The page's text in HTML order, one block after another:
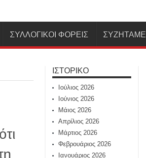
ΣΥΛΛΟΓΙΚΟΙ ΦΟΡΕΙΣ ΣΥΖΗΤΑΜΕ
ΙΣΤΟΡΙΚΌ
Ιούλιος 2026
Ιούνιος 2026
Μάιος 2026
Απρίλιος 2026
Μάρτιος 2026
Φεβρουάριος 2026
Ιανουάριος 2026